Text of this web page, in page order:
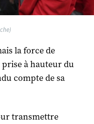
la force de
prise à hauteur du
compte de sa
transmettre